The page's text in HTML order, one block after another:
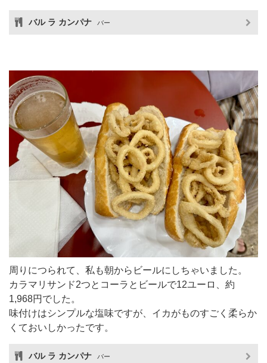
バル ラ カンパナ バー
周りにつられて、私も朝からビールにしちゃいました。
カラマリサンド2つとコーラとビールで12ユーロ、約
1,968円でした。
味付けはシンプルな塩味ですが、イカがものすごく柔らか
くておいしかったです。
バル ラ カンパナ バー